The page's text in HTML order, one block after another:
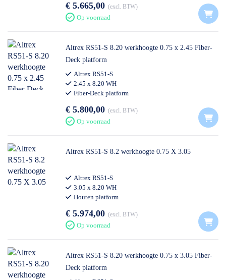
€ 5.665,00 excl. BTW
Op voorraad
Altrex RS51-S 8.20 werkhoogte 0.75 x 2.45 Fiber-
Deck platform
Altrex RS51-S
2.45 x 8.20 WH
Fiber-Deck platform
€ 5.800,00 excl. BTW
Op voorraad
Altrex RS51-S 8.2 werkhoogte 0.75 X 3.05
Altrex RS51-S
3.05 x 8.20 WH
Houten platform
€ 5.974,00 excl. BTW
Op voorraad
Altrex RS51-S 8.20 werkhoogte 0.75 x 3.05 Fiber-
Deck platform